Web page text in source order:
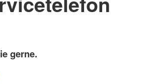
gerne.